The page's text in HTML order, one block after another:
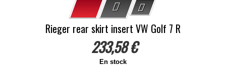
Rieger rear skirt insert VW Golf 7 R
233,58 €
En stock